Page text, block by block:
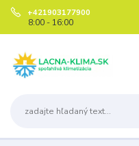
+421903177900
8:00 - 16:00